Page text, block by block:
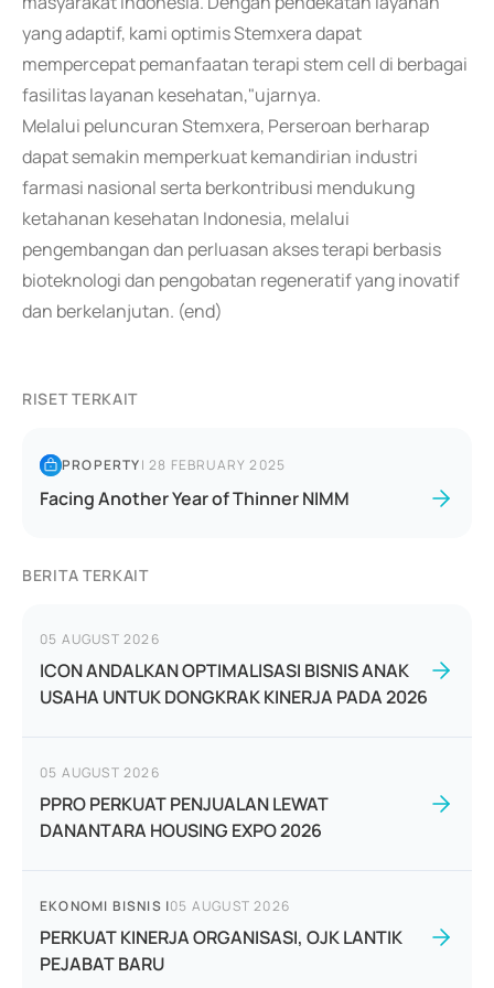
yang adaptif, kami optimis Stemxera dapat
mempercepat pemanfaatan terapi stem cell di berbagai
fasilitas layanan kesehatan,"ujarnya.
Melalui peluncuran Stemxera, Perseroan berharap
dapat semakin memperkuat kemandirian industri
farmasi nasional serta berkontribusi mendukung
ketahanan kesehatan Indonesia, melalui
pengembangan dan perluasan akses terapi berbasis
bioteknologi dan pengobatan regeneratif yang inovatif
dan berkelanjutan. (end)
RISET TERKAIT
PROPERTY|28 FEBRUARY 2025
Facing Another Year of Thinner NIMM
BERITA TERKAIT
05 AUGUST 2026
ICON ANDALKAN OPTIMALISASI BISNIS ANAK
USAHA UNTUK DONGKRAK KINERJA PADA 2026
05 AUGUST 2026
PPRO PERKUAT PENJUALAN LEWAT
DANANTARA HOUSING EXPO 2026
EKONOMI BISNIS |05 AUGUST 2026
PERKUAT KINERJA ORGANISASI, OJK LANTIK
PEJABAT BARU